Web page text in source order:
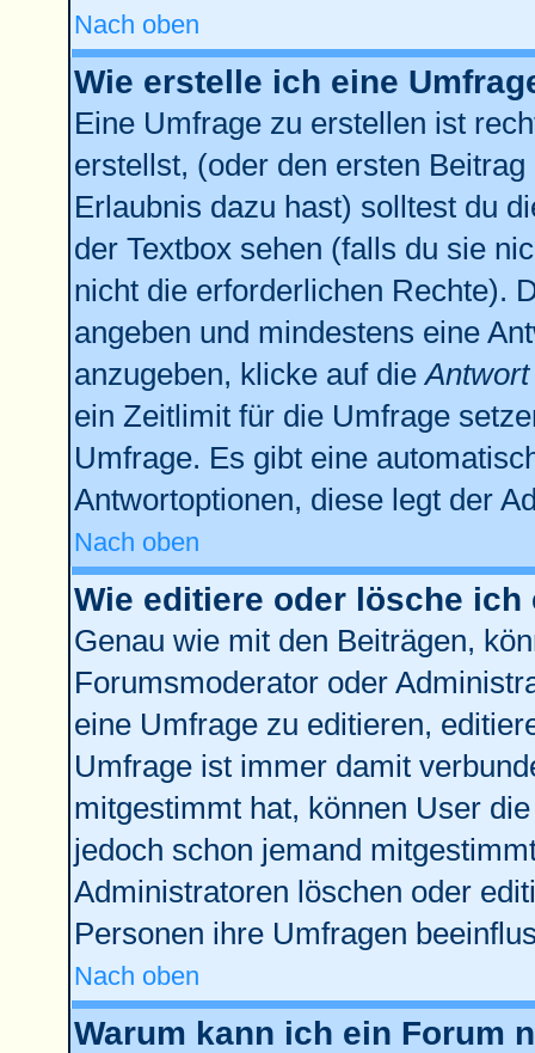
Nach oben
Wie erstelle ich eine
Eine Umfrage zu erstellen ist
erstellst, (oder den ersten
Erlaubnis dazu hast) solltest du
der Textbox sehen (falls du sie
nicht die erforderlichen Rechte).
angeben und mindestens eine
anzugeben, klicke auf die
ein Zeitlimit für die Umfrage
Umfrage. Es gibt eine
Antwortoptionen, diese legt der
Nach oben
Wie editiere oder lösche ich
Genau wie mit den Beiträgen,
Forumsmoderator oder
eine Umfrage zu editieren,
Umfrage ist immer damit
mitgestimmt hat, können User
jedoch schon jemand
Administratoren löschen oder
Personen ihre Umfragen
Nach oben
Warum kann ich ein Forum